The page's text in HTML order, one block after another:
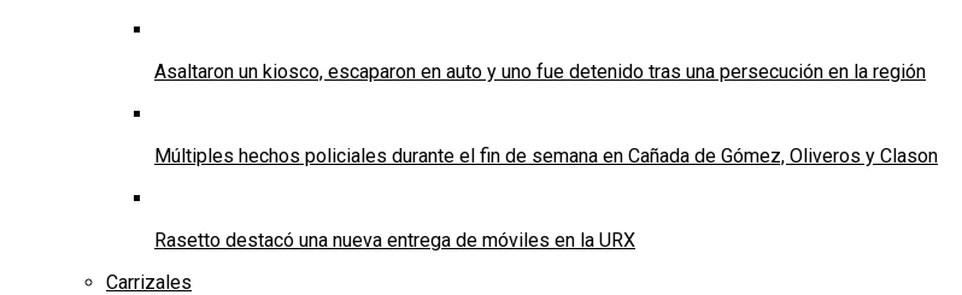
Asaltaron un kiosco, escaparon en auto y uno fue detenido tras una persecución en la región
Múltiples hechos policiales durante el fin de semana en Cañada de Gómez, Oliveros y Clason
Rasetto destacó una nueva entrega de móviles en la URX
Carrizales